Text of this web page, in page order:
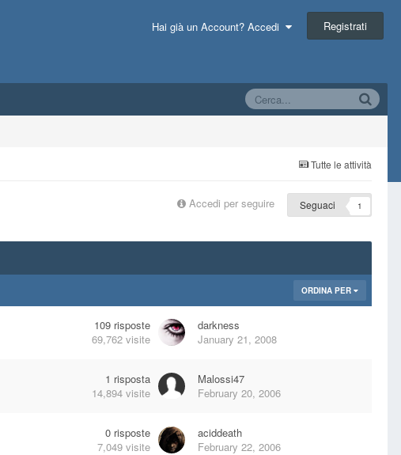
Hai già un Account? Accedi Registrati
Tutte le attività
Accedi per seguire Seguaci 1
ORDINA PER
109 risposte
69,762 visite
darkness
January 21, 2008
1 risposta
14,894 visite
Malossi47
February 20, 2006
0 risposte
7,049 visite
aciddeath
February 22, 2006